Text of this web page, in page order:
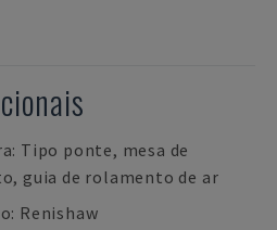
Tipo ponte, mesa de
guia de rolamento de ar
Renishaw